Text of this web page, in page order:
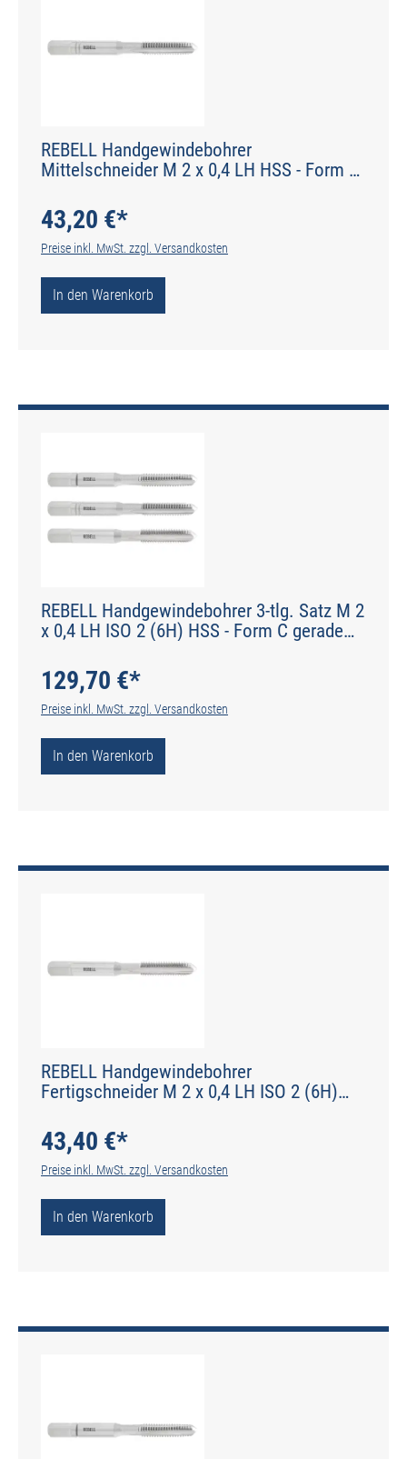
REBELL Handgewindebohrer
Mittelschneider M 2 x 0,4 LH HSS - Form D
43,20 €*
Preise inkl. MwSt. zzgl. Versandkosten
In den Warenkorb
REBELL Handgewindebohrer 3-tlg. Satz M 2
x 0,4 LH ISO 2 (6H) HSS - Form C gerade
129,70 €*
Preise inkl. MwSt. zzgl. Versandkosten
In den Warenkorb
REBELL Handgewindebohrer
Fertigschneider M 2 x 0,4 LH ISO 2 (6H)
Typ N
43,40 €*
Preise inkl. MwSt. zzgl. Versandkosten
In den Warenkorb